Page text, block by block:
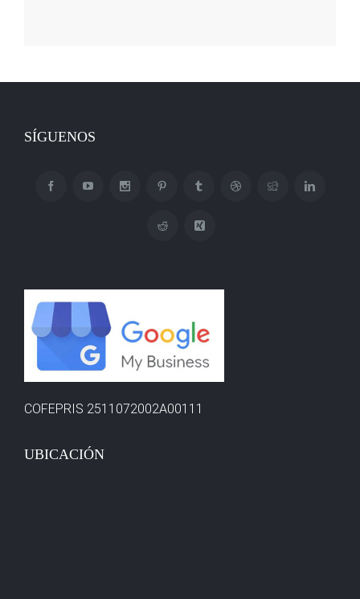
SÍGUENOS
COFEPRIS 2511072002A00111
UBICACIÓN